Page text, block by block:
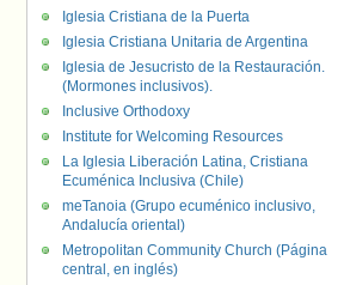
Iglesia Cristiana de la Puerta
Iglesia Cristiana Unitaria de Argentina
Iglesia de Jesucristo de la Restauración.
(Mormones inclusivos).
Inclusive Orthodoxy
Institute for Welcoming Resources
La Iglesia Liberación Latina, Cristiana
Ecuménica Inclusiva (Chile)
meTanoia (Grupo ecuménico inclusivo,
Andalucía oriental)
Metropolitan Community Church (Página
central, en inglés)